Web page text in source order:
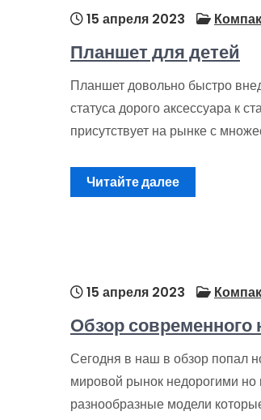
15 апреля 2023
Планшет для детей
Планшет довольно быстро
статуса дорого аксессуара к
присутствует на рынке с
Читайте далее
15 апреля 2023
Обзор
Сегодня в наш в обзор попал
мировой рынок недорогими
разнообразные модели